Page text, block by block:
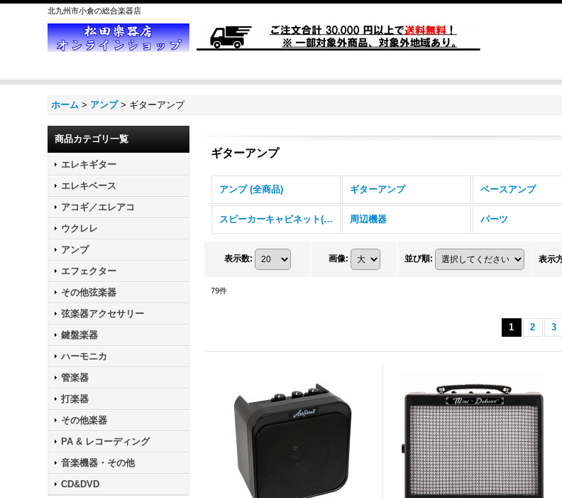
北九州市小倉の総合楽器店
ホーム > アンプ > ギターアンプ
商品カテゴリ一覧
エレキギター
エレキベース
アコギ／エレアコ
ウクレレ
アンプ
エフェクター
その他弦楽器
弦楽器アクセサリー
鍵盤楽器
ハーモニカ
管楽器
打楽器
その他楽器
PA & レコーディング
音楽機器・その他
CD&DVD
ギターアンプ
アンプ (全商品) ギターアンプ ベースアンプ
スピーカーキャビネット(ベース) 周辺機器 パーツ
表示数: 画像: 並び順: 表示
79件
1 2 3